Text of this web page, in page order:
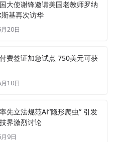
大使谢锋邀请美国老教师罗纳
斯基再次访华
20日
费签证加急试点 750美元可获
10日
先立法规范AI“隐形爬虫” 引发
界激烈讨论
9日